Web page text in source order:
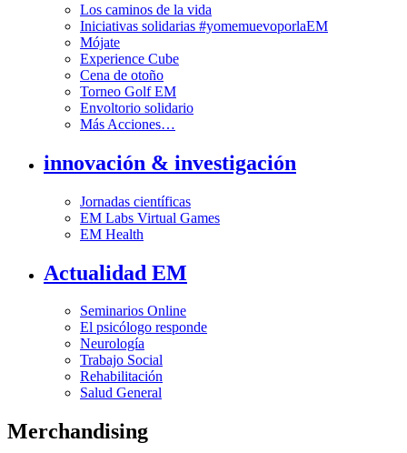
Los caminos de la vida
Iniciativas solidarias #yomemuevoporlaEM
Mójate
Experience Cube
Cena de otoño
Torneo Golf EM
Envoltorio solidario
Más Acciones…
innovación & investigación
Jornadas científicas
EM Labs Virtual Games
EM Health
Actualidad EM
Seminarios Online
El psicólogo responde
Neurología
Trabajo Social
Rehabilitación
Salud General
Merchandising